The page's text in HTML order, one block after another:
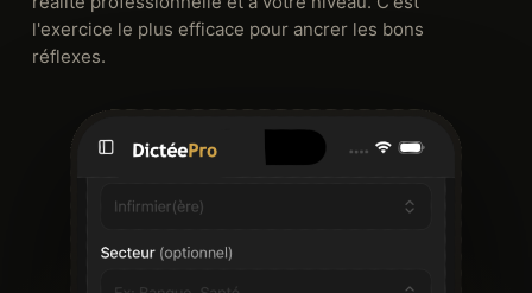
l'exercice le plus efficace pour ancrer les bons
réflexes.